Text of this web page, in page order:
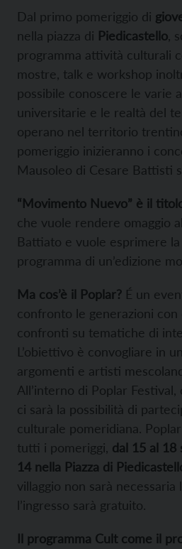
Dal primo pomeriggio di
nella piazza di Piedicastello ,
programma attività culturali
mostre, talk e workshop
possibile conoscere le varie
universitarie e le realtà del
operano nel territorio
pomeriggio inizieranno i
Mausoleo di Cesare Battisti
“Movimento Nuevo” è il
che vuole rendere omaggio
Battiato e vuole esprimere
programma di un’edizione
Ma cos’è il Poplar? É un
confronto le generazioni
confronti su tematiche di
L’obiettivo è convogliare in
argomenti e artisti
All’interno di Poplar Festival,
ci sarà la possibilità di
culturale pomeridiana.
tutti i pomeriggi, dal 15 al 18
14 nella Piazza di
villaggio non sarà necessaria
l’ingresso sarà gratuito.
Il programma Cult come il